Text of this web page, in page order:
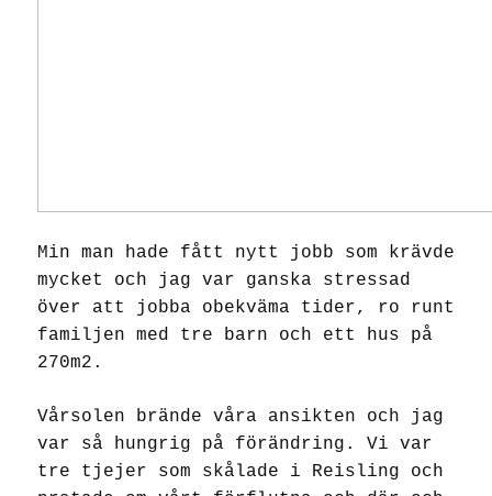
Min man hade fått nytt jobb som krävde
mycket och jag var ganska stressad
över att jobba obekväma tider, ro runt
familjen med tre barn och ett hus på
270m2.
Vårsolen brände våra ansikten och jag
var så hungrig på förändring. Vi var
tre tjejer som skålade i Reisling och